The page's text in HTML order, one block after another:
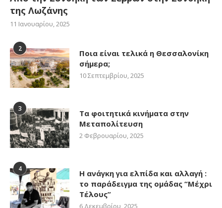
της Λωζάνης
11 Ιανουαρίου, 2025
2
Ποια είναι τελικά η Θεσσαλονίκη
σήμερα;
10 Σεπτεμβρίου, 2025
3
Τα φοιτητικά κινήματα στην
Μεταπολίτευση
2 Φεβρουαρίου, 2025
4
Η ανάγκη για ελπίδα και αλλαγή :
το παράδειγμα της ομάδας “Μέχρι
Τέλους”
6 Δεκεμβρίου, 2025